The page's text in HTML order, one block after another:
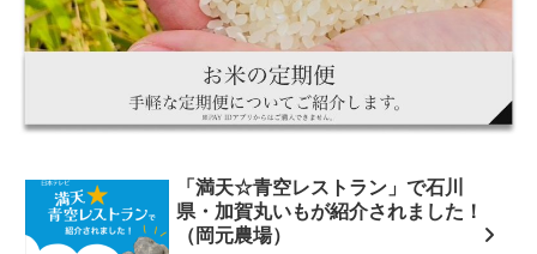
「満天☆青空レストラン」で石川
県・加賀丸いもが紹介されました！
（岡元農場）